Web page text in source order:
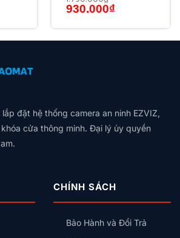
phương tiện để giảm báo nhầm
– âm thanh rõ ràng, kết nối tức
nhà
microSD
3K (2880×1620)
color, đến 10m (LED trắng)
người, auto-tracking
Giá
gốc
1.790.000₫.
930.000₫Giá
hiện
là:
930.000₫.
đặt hệ thống camera an ninh EZVIZ,
cửa thông minh. Đại lý ủy quyền
CHÍNH SÁCH
Bảo Hành và Đổi Trả